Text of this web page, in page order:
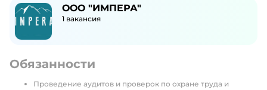
ООО "ИМПЕРА"
1 вакансия
Обязанности
Проведение аудитов и проверок по охране труда и